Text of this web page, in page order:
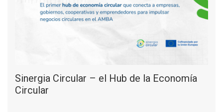
Sinergia Circular – el Hub de la Economía
Circular